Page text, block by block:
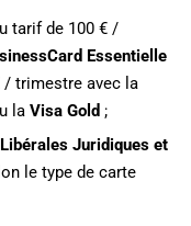
tarif de 100 € /
Essentielle
/ trimestre avec la
la Visa Gold ;
Juridiques et
le type de carte